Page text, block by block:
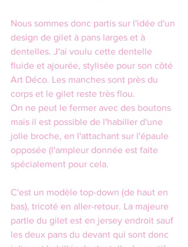
Nous sommes donc partis sur l'idée d'un
design de gilet à pans larges et à
dentelles. J'ai voulu cette dentelle
fluide et ajourée, stylisée pour son côté
Art Déco. Les manches sont près du
corps et le gilet reste très flou.
On ne peut le fermer avec des boutons
mais il est possible de l'habiller d'une
jolie broche, en l'attachant sur l'épaule
opposée (l'ampleur donnée est faite
spécialement pour cela.
C'est un modèle top-down (de haut en
bas), tricoté en aller-retour. La majeure
partie du gilet est en jersey endroit sauf
les deux pans du devant qui sont donc